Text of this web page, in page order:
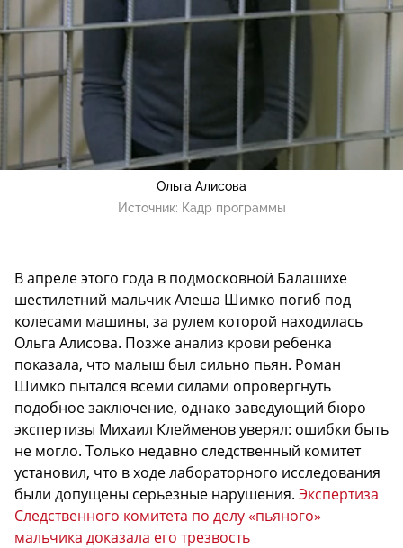
Ольга Алисова
Источник: Кадр программы
В апреле этого года в подмосковной Балашихе
шестилетний мальчик Алеша Шимко погиб под
колесами машины, за рулем которой находилась
Ольга Алисова. Позже анализ крови ребенка
показала, что малыш был сильно пьян. Роман
Шимко пытался всеми силами опровергнуть
подобное заключение, однако заведующий бюро
экспертизы Михаил Клейменов уверял: ошибки быть
не могло. Только недавно следственный комитет
установил, что в ходе лабораторного исследования
были допущены серьезные нарушения. Экспертиза
Следственного комитета по делу «пьяного»
мальчика доказала его трезвость